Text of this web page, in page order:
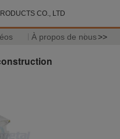
CO., LTD
À propos de nous>>